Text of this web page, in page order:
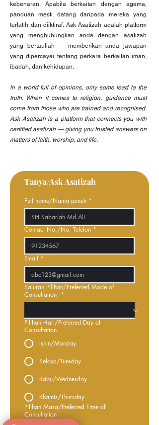
kebenaran. Apabila berkaitan dengan agama,
panduan mesti datang daripada mereka yang
terlatih dan diiktiraf. Ask Asatizah adalah platform
yang menghubungkan anda dengan asatizah
yang bertauliah — memberikan anda jawapan
yang dipercayai tentang perkara berkaitan iman,
ibadah, dan kehidupan.
In a world full of opinions, only some lead to the
truth. When it comes to religion, guidance must
come from those who are trained and recognised.
Ask Asatizah is a platform that connects you with
certified asatizah — giving you trusted answers on
matters of faith, worship, and life.​
Tanya/Ask Asatizah
Full name/Nama penuh *
Contact No./No. Telefon *
Email *
Saluran Pilihan/Preferred Mode of
Consultation *
Pilihan Hari/Preferred Day of
Consultation
Isnin/Monday
Selasa/Tuesday
Rabu/Wednesday
Khamis/Thursday
Pilihan Masa/Preferred Time of
Consultation